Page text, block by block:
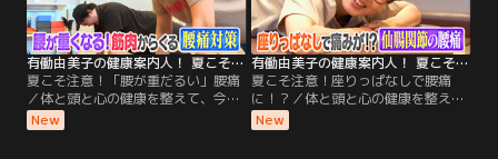
有働由美子の健康案内人！ 夏こそ注意！「腰が重だるい」腰痛
夏こそ注意！「腰が重だるい」腰痛
／体と頭と心の健康を整えて、今日
もごきげんな1日を過ごしましょ
う！ 今週のテーマは「夏こそ気をつ
New
有働由美子の健康案内人！ 夏こそ注意！座りっぱなしで腰痛に！？
夏こそ注意！座りっぱなしで腰痛
に！？／体と頭と心の健康を整え
て、今日もごきげんな1日を過ごし
ましょう！ 今週のテーマは「夏こそ
New